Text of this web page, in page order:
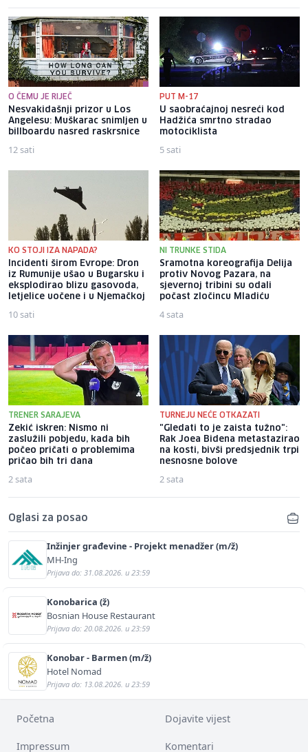
O ČEMU JE RIJEČ
Nesvakidašnji prizor u Los
Angelesu: Muškarac snimljen u
billboardu nasred raskrsnice
12 sati
PUT M-17
U saobraćajnoj nesreći kod
Hadžića smrtno stradao
motociklista
5 sati
KO STOJI IZA NAPADA?
Incidenti širom Evrope: Dron
iz Rumunije ušao u Bugarsku i
eksplodirao blizu gasovoda,
letjelice uočene i u Njemačkoj
10 sati
NI TRUNKE STIDA
Sramotna koreografija Delija
protiv Novog Pazara, na
sjevernoj tribini su odali
počast zločincu Mladiću
4 sata
TRENER SARAJEVA
Zekić iskren: Nismo ni
zaslužili pobjedu, kada bih
počeo pričati o problemima
pričao bih tri dana
2 sata
TURNEJU NEĆE OTKAZATI
"Gledati to je zaista tužno":
Rak Joea Bidena metastazirao
na kosti, bivši predsjednik trpi
nesnosne bolove
2 sata
Oglasi za posao
Inžinjer građevine - Projekt menadžer (m/ž)
MH-Ing
Prijava do: 31.08.2026. u 23:59
Konobarica (ž)
Bosnian House Restaurant
Prijava do: 20.08.2026. u 23:59
Konobar - Barmen (m/ž)
Hotel Nomad
Prijava do: 13.08.2026. u 23:59
Početna Dojavite vijest
Impressum Komentari